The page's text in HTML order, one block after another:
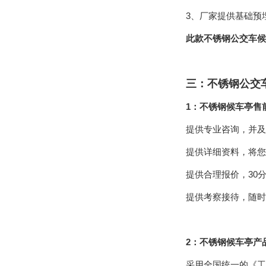
3、厂家提供基础预
此款不锈钢公交车
三：不锈钢公
1：不锈钢候车亭售
提供专业咨询，并
提供详细资料，将
提供合理报价，30
提供考察接待，随
2：不锈钢候车亭产